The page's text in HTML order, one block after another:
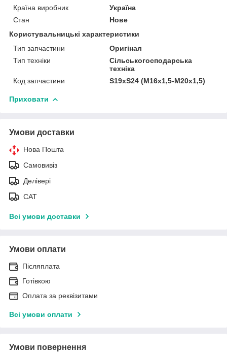
Країна виробник
Україна
Стан
Нове
Користувальницькі характеристики
Тип запчастини
Оригінал
Тип техніки
Сільськогосподарська
техніка
Код запчастини
Ѕ19хЅ24 (М16х1,5-М20х1,5)
Приховати
Умови доставки
Нова Пошта
Самовивіз
Делівері
САТ
Всі умови доставки
Умови оплати
Післяплата
Готівкою
Оплата за реквізитами
Всі умови оплати
Умови повернення